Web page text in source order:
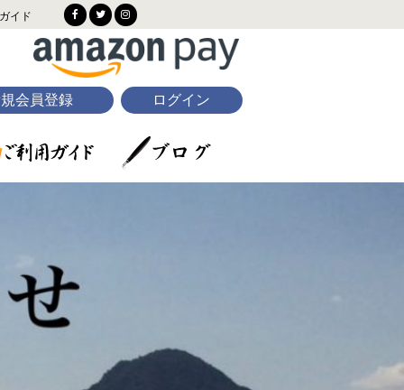
イド
会員登録 ログイン